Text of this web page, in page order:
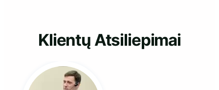
Klientų Atsiliepimai